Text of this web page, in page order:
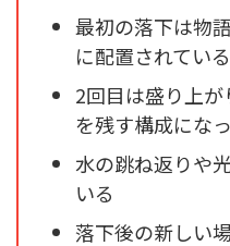
最初の落下は物
に配置されている
2回目は盛り上
を残す構成にな
水の跳ね返りや
いる
落下後の新しい